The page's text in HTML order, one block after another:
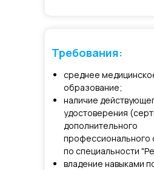
среднее
образование;
наличие
удостоверения
дополнительного
профессионального
по специальности
владение навыками
Требования: